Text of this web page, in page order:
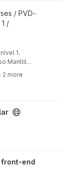
/ PVD-
/
1.
Mantilla
2 more
front-end